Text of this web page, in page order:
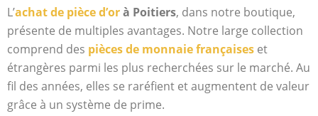
L’achat de pièce d’orà Poitiers, dans notre boutique,
présente de multiples avantages. Notre large collection
comprend des pièces de monnaie françaises et
étrangères parmi les plus recherchées sur le marché. Au
fil des années, elles se raréfient et augmentent de valeur
grâce à un système de prime.